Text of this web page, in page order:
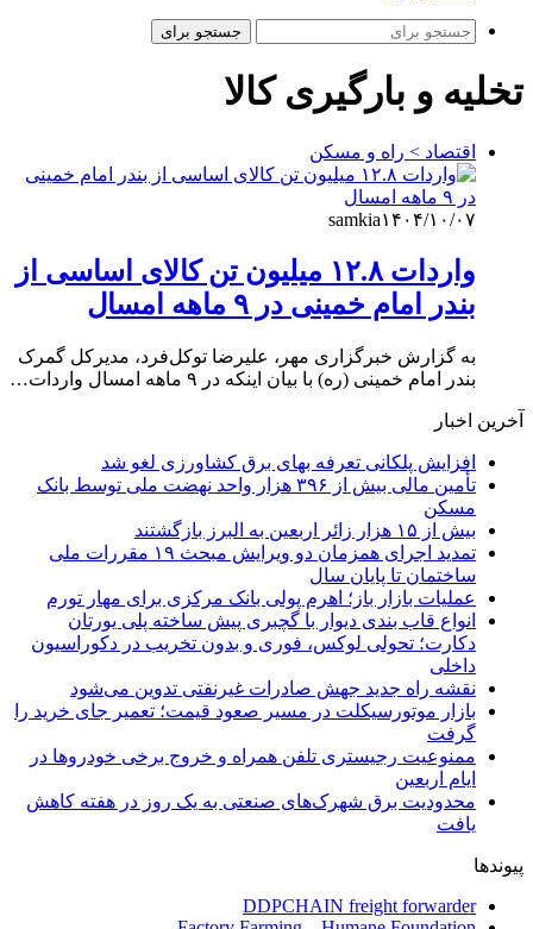
جستجو برای
تخلیه و بارگیری کالا
اقتصاد > راه و مسکن
samkia۱۴۰۴/۱۰/۰۷
واردات ۱۲.۸ میلیون تن کالای اساسی از
بندر امام خمینی در ۹ ماهه امسال
به گزارش خبرگزاری مهر، علیرضا توکل‌فرد، مدیرکل گمرک
بندر امام خمینی (ره) با بیان اینکه در ۹ ماهه امسال واردات…
آخرین اخبار
افزایش پلکانی تعرفه بهای برق کشاورزی لغو شد
تأمین مالی بیش از ۳۹۶ هزار واحد نهضت ملی توسط بانک
مسکن
بیش از ۱۵ هزار زائر اربعین به البرز بازگشتند
تمدید اجرای همزمان دو ویرایش مبحث ۱۹ مقررات ملی
ساختمان تا پایان سال
عملیات بازار باز؛ اهرم پولی بانک مرکزی برای مهار تورم
انواع قاب بندی دیوار با گچبری پیش ساخته پلی یورتان
دکارت؛ تحولی لوکس، فوری و بدون تخریب در دکوراسیون
داخلی
نقشه راه جدید جهش صادرات غیرنفتی تدوین می‌شود
بازار موتورسیکلت در مسیر صعود قیمت؛ تعمیر جای خرید را
گرفت
ممنوعیت رجیستری تلفن همراه و خروج برخی خودروها در
ایام اربعین
محدودیت برق شهرک‌های صنعتی به یک روز در هفته کاهش
یافت
پیوندها
DDPCHAIN freight forwarder